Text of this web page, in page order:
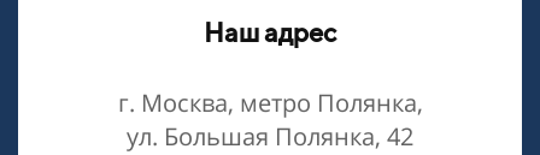
Наш адрес
г. Москва, метро Полянка,
ул. Большая Полянка, 42